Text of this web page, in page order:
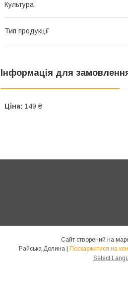
Культура
Тип продукції
Інформація для
Ціна: 149 ₴
Сайт створений на
Поскаржитися на
Select